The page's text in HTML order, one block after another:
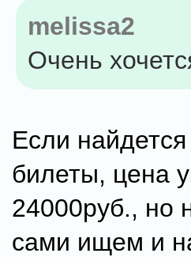
melissa2
Очень
Если
билеты, цена
24000руб., но
сами ищем и